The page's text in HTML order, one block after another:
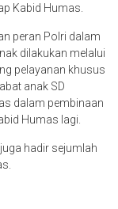
Kabid Humas.
peran Polri dalam
dilakukan melalui
pelayanan khusus
anak SD
dalam pembinaan
Humas lagi.
hadir sejumlah